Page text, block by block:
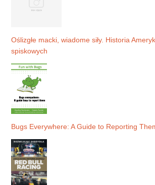
Oślizgłe macki, wiadome siły. Historia
spiskowych
Bugs Everywhere: A Guide to Reporting